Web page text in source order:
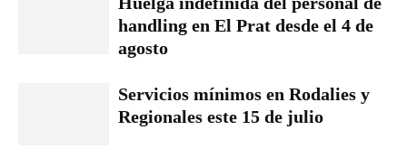
handling en El Prat desde el 4 de
agosto
Servicios mínimos en Rodalies y
Regionales este 15 de julio